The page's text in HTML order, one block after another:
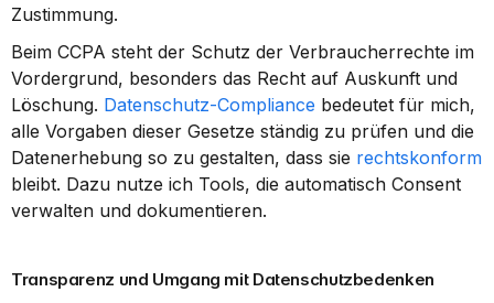
Zustimmung.
Beim CCPA steht der Schutz der Verbraucherrechte im
Vordergrund, besonders das Recht auf Auskunft und
Löschung. Datenschutz-Compliance bedeutet für mich,
alle Vorgaben dieser Gesetze ständig zu prüfen und die
Datenerhebung so zu gestalten, dass sie rechtskonform
bleibt. Dazu nutze ich Tools, die automatisch Consent
verwalten und dokumentieren.
Transparenz und Umgang mit Datenschutzbedenken